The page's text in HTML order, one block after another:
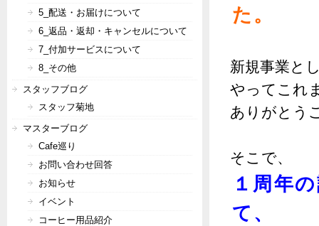
た。
新規事業と
やってこれ
ありがとう
そこで、
１周年
て、
5_配送・お届けについて
6_返品・返却・キャンセルについて
7_付加サービスについて
8_その他
スタッフブログ
スタッフ菊地
マスターブログ
Cafe巡り
お問い合わせ回答
お知らせ
イベント
コーヒー用品紹介